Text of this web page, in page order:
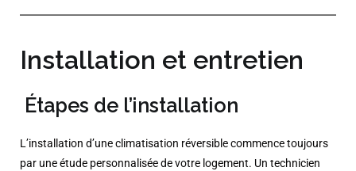
Installation et entretien
Étapes de l’installation
L’installation d’une climatisation réversible commence toujours
par une étude personnalisée de votre logement. Un technicien